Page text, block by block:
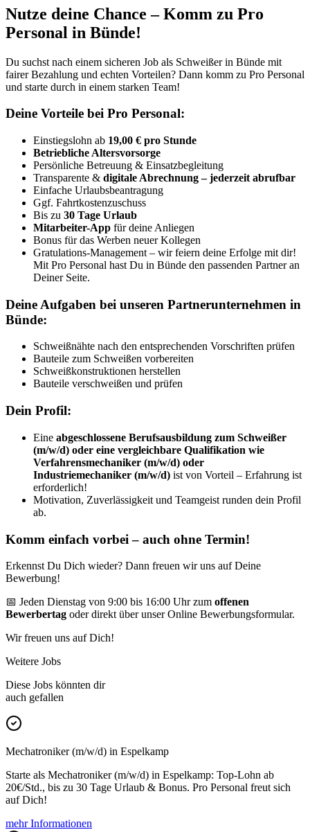
Nutze deine Chance – Komm zu Pro
Personal in Bünde!
Du suchst nach einem sicheren Job als Schweißer in Bünde mit
fairer Bezahlung und echten Vorteilen? Dann komm zu Pro Personal
und starte durch in einem starken Team!
Deine Vorteile bei Pro Personal:
Einstiegslohn ab 19,00 € pro Stunde
Betriebliche Altersvorsorge
Persönliche Betreuung & Einsatzbegleitung
Transparente & digitale Abrechnung – jederzeit abrufbar
Einfache Urlaubsbeantragung
Ggf. Fahrtkostenzuschuss
Bis zu 30 Tage Urlaub
Mitarbeiter-App für deine Anliegen
Bonus für das Werben neuer Kollegen
Gratulations-Management – wir feiern deine Erfolge mit dir!
Mit Pro Personal hast Du in Bünde den passenden Partner an
Deiner Seite.
Deine Aufgaben bei unseren Partnerunternehmen in
Bünde:
Schweißnähte nach den entsprechenden Vorschriften prüfen
Bauteile zum Schweißen vorbereiten
Schweißkonstruktionen herstellen
Bauteile verschweißen und prüfen
Dein Profil:
Eine abgeschlossene Berufsausbildung zum Schweißer
(m/w/d) oder eine vergleichbare Qualifikation wie
Verfahrensmechaniker (m/w/d) oder
Industriemechaniker (m/w/d) ist von Vorteil – Erfahrung ist
erforderlich!
Motivation, Zuverlässigkeit und Teamgeist runden dein Profil
ab.
Komm einfach vorbei – auch ohne Termin!
Erkennst Du Dich wieder? Dann freuen wir uns auf Deine
Bewerbung!
📅 Jeden Dienstag von 9:00 bis 16:00 Uhr zum offenen
Bewerbertag oder direkt über unser Online Bewerbungsformular.
Wir freuen uns auf Dich!
Weitere Jobs
Diese Jobs könnten dir
auch gefallen
Mechatroniker (m/w/d) in Espelkamp
Starte als Mechatroniker (m/w/d) in Espelkamp: Top-Lohn ab
20€/Std., bis zu 30 Tage Urlaub & Bonus. Pro Personal freut sich
auf Dich!
mehr Informationen